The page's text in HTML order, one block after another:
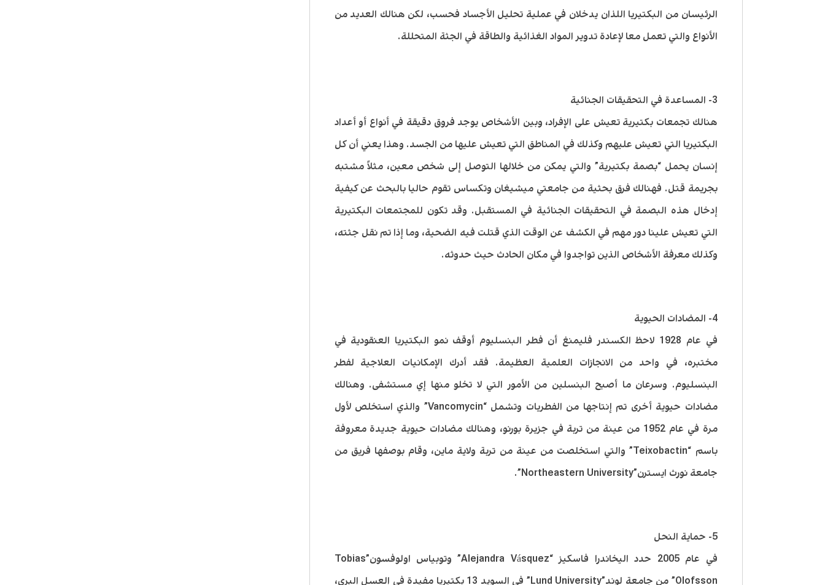
الرئيسان من البكتيريا اللذان يدخلان في عملية تحليل الأجساد فحسب، لكن هنالك العديد من
الأنواع والتي تعمل معا لإعادة تدوير المواد الغذائية والطاقة في الجثة المتحللة.
3- المساعدة في التحقيقات الجنائية
هنالك تجمعات بكتيرية تعيش على الإفراد، وبين الأشخاص يوجد فروق دقيقة في أنواع أو أعداد
البكتيريا التي تعيش عليهم وكذلك في المناطق التي تعيش عليها من الجسد. وهذا يعني أن كل
إنسان يحمل “بصمة بكتيرية” والتي يمكن من خلالها التوصل إلى شخص معين، مثلاً مشتبه
بجريمة قتل. فهنالك فرق بحثية من جامعتي ميشيغان وتكساس تقوم حاليا بالبحث عن كيفية
إدخال هذه البصمة في التحقيقات الجنائية في المستقبل. وقد تكون للمجتمعات البكتيرية
التي تعيش علينا دور مهم في الكشف عن الوقت الذي قتلت فيه الضحية، وما إذا تم نقل جثته،
وكذلك معرفة الأشخاص الذين تواجدوا في مكان الحادث حيث حدوثه.
4- المضادات الحيوية
في عام 1928 لاحظ الكسندر فليمنغ أن فطر البنسليوم أوقف نمو البكتيريا العنقودية في
مختبره، في واحد من الانجازات العلمية العظيمة. فقد أدرك الإمكانيات العلاجية لفطر
البنسليوم. وسرعان ما أصبح البنسلين من الأمور التي لا تخلو منها إي مستشفى. وهنالك
مضادات حيوية أخرى تم إنتاجها من الفطريات وتشمل “Vancomycin” والذي استخلص لأول
مرة في عام 1952 من عينة من تربة في جزيرة بورنو، وهنالك مضادات حيوية جديدة معروفة
باسم “Teixobactin” والتي استخلصت من عينة من تربة ولاية ماين، وقام بوصفها فريق من
جامعة نورث ايسترن”Northeastern University”.
5- حماية النحل
في عام 2005 حدد اليخاندرا فاسكيز “Alejandra Vásquez” وتوبياس اولوفسون”Tobias
Olofsson” من جامعة لوند”Lund University” في السويد 13 بكتيريا مفيدة في العسل البري،